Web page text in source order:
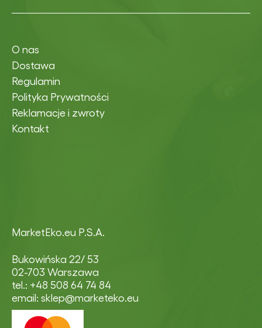
MarketEko.eu P.S.A.
Bukowińska 22/ 53
02-703 Warszawa
tel.: +48 508 64 74 84
email: sklep@marketeko.eu
O nas
Dostawa
Regulamin
Polityka Prywatności
Reklamacje i zwroty
Kontakt